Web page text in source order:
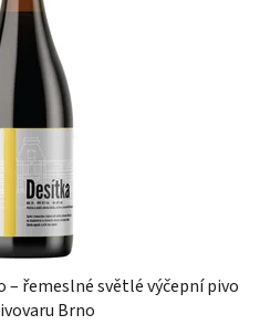
– řemeslné světlé výčepní pivo
Brno